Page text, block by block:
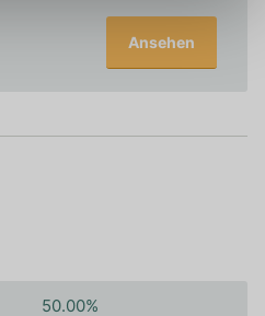
Ansehen
50.00%